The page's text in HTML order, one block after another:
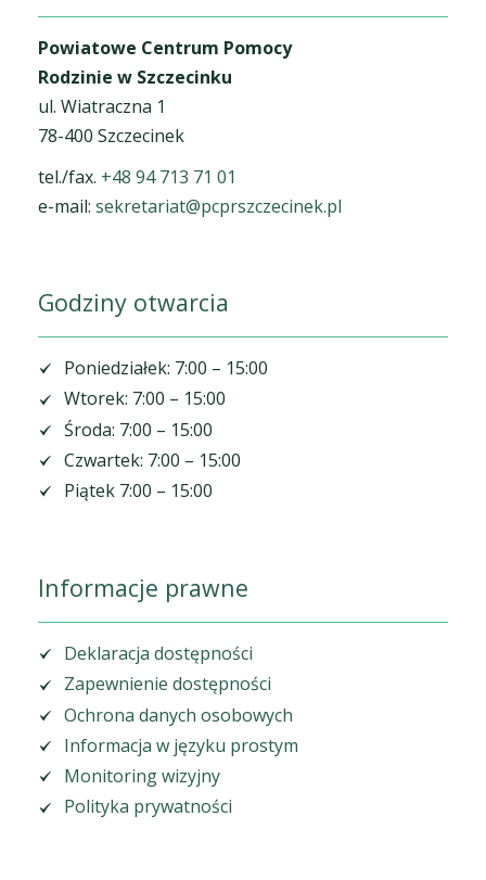
Powiatowe Centrum Pomocy
Rodzinie w Szczecinku
ul. Wiatraczna 1
78-400 Szczecinek
tel./fax. +48 94 713 71 01
e-mail: sekretariat@pcprszczecinek.pl
Godziny otwarcia
Poniedziałek: 7:00 – 15:00
Wtorek: 7:00 – 15:00
Środa: 7:00 – 15:00
Czwartek: 7:00 – 15:00
Piątek 7:00 – 15:00
Informacje prawne
Deklaracja dostępności
Zapewnienie dostępności
Ochrona danych osobowych
Informacja w języku prostym
Monitoring wizyjny
Polityka prywatności